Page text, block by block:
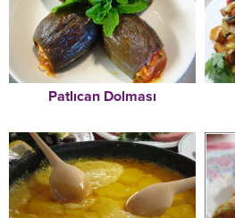
Patlıcan Dolması